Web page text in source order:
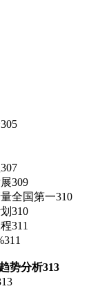
309
全国第一310
310
311
势分析313